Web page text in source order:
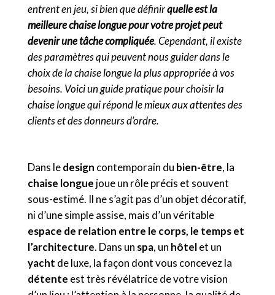
entrent en jeu, si bien que définirquelle est la
meilleure chaise longue pour votre projet peut
devenir une tâche compliquée. Cependant, il existe
des paramètres qui peuvent nous guider dans le
choix de la chaise longue la plus appropriée à vos
besoins. Voici un guide pratique pour choisir la
chaise longue qui répond le mieux aux attentes des
clients et des donneurs d’ordre.
Dans ledesign contemporain du bien-être, la
chaise longue joue un rôle précis et souvent
sous-estimé. Il ne s’agit pas d’un objet décoratif,
ni d’une simple assise, mais d’un véritable
espace de relation entre le corps, le temps et
l’architecture. Dans un spa, un hôtelet un
yacht de luxe, la façon dont vous concevez la
détente est très révélatrice de votre vision